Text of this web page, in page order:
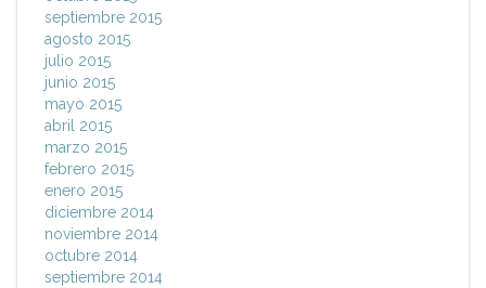
septiembre 2015
agosto 2015
julio 2015
junio 2015
mayo 2015
abril 2015
marzo 2015
febrero 2015
enero 2015
diciembre 2014
noviembre 2014
octubre 2014
septiembre 2014